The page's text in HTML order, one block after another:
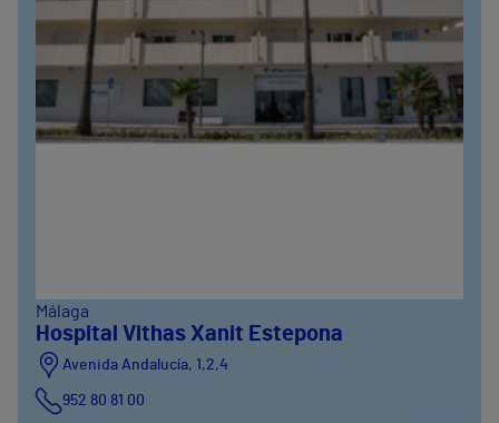
Málaga
Hospital Vithas Xanit Estepona
Avenida Andalucía, 1,2,4
952 80 81 00